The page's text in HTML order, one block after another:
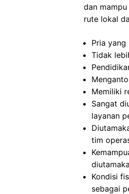
dan
rute lokal
Pria
Tidak
Memiliki
Sangat
layanan
tim
Kondisi
sebagai